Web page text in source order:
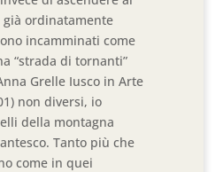
ordinatamente
incamminati come
“strada di tornanti”
Grelle Iusco in Arte
non diversi, io
della montagna
Tanto più che
come in quei